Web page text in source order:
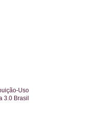
Uso
3.0 Brasil